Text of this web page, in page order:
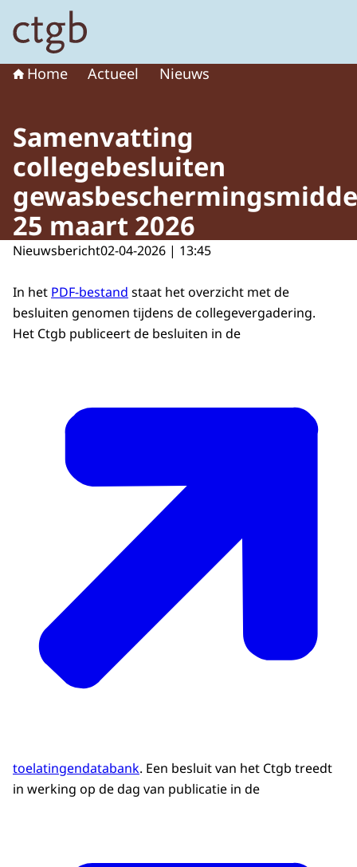
Naar de homepage van College voor de toelating van
Home Actueel Nieuws
Samenvatting
collegebesluiten
25 maart 2026
Nieuwsbericht02-04-2026 | 13:45
In het PDF-bestand staat het overzicht met de
besluiten genomen tijdens de collegevergadering.
Het Ctgb publiceert de besluiten in de
toelatingendatabank. Een besluit van het Ctgb treedt
in werking op de dag van publicatie in de